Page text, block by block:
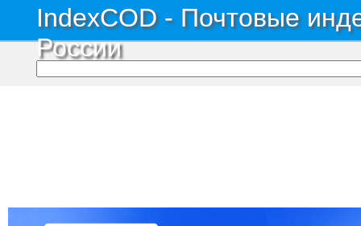
IndexCOD - Почтовые
России